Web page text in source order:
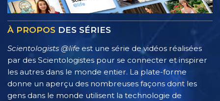
À PROPOS DES SÉRIES
Scientologists @life est une série de vidéos réalisées
par des Scientologistes pour se connecter et inspirer
les autres dans le monde entier. La plate-forme
donne un aperçu des nombreuses façons dont les
gens dans le monde utilisent la technologie de